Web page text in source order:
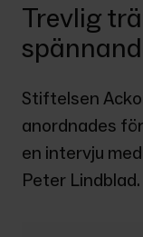
Trevlig
Stiftelsen
anordnades
en intervju
Peter Lindblad.